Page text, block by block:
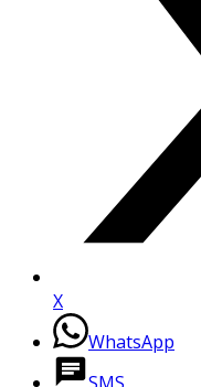
X
WhatsApp